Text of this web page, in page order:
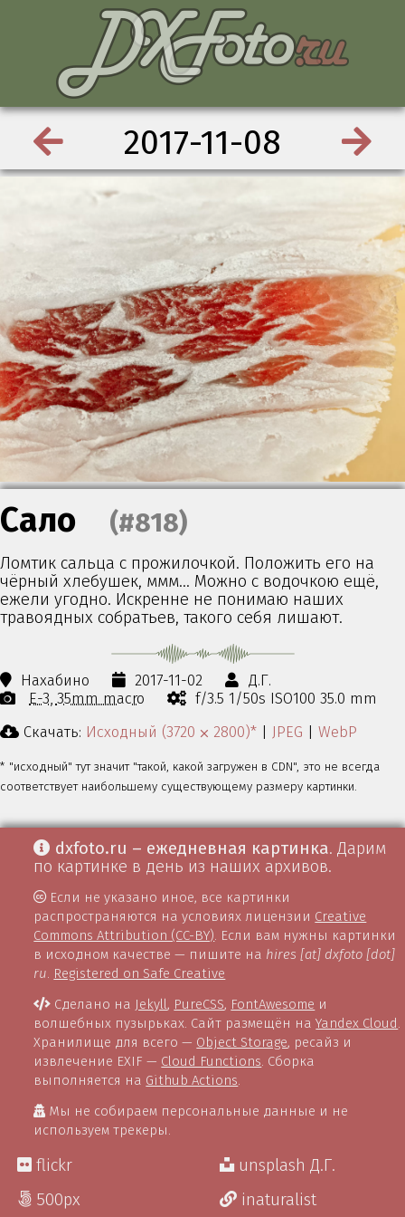
2017-11-08
Сало (#818)
Ломтик сальца с прожилочкой. Положить его на
чёрный хлебушек, ммм… Можно с водочкою ещё,
ежели угодно. Искренне не понимаю наших
травоядных собратьев, такого себя лишают.
Нахабино 2017-11-02
Д.Г.
E-3 35mm macro
f/3.5 1/50s ISO100 35.0 mm
Скачать: Исходный (3720 ⨉ 2800)* JPEG WebP
* "исходный" тут значит "такой, какой загружен в CDN", это не всегда
соответствует наибольшему существующему размеру картинки.
dxfoto.ru – ежедневная картинка. Дарим
по картинке в день из наших архивов.
Если не указано иное, все картинки
распространяются на условиях лицензии Creative
Commons Attribution (CC-BY). Если вам нужны картинки
в исходном качестве — пишите на hires [at] dxfoto [dot]
ru. Registered on Safe Creative
Сделано на Jekyll, PureCSS, FontAwesome и
волшебных пузырьках. Сайт размещён наYandex Cloud.
Хранилище для всего — Object Storage, ресайз и
извлечение EXIF — Cloud Functions. Сборка
выполняется на Github Actions.
Мы не собираем персональные данные и не
используем трекеры.
flickr
500px
unsplash Д.Г.
inaturalist